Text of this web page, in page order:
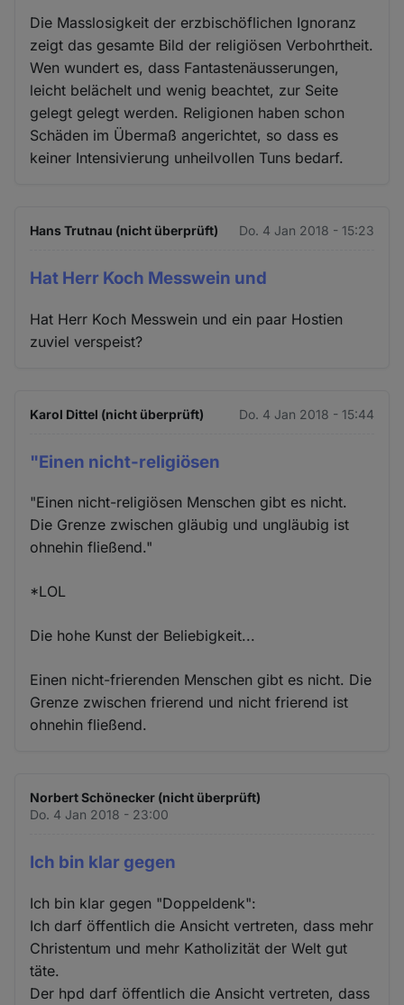
Die Masslosigkeit der erzbischöflichen Ignoranz
zeigt das gesamte Bild der religiösen Verbohrtheit.
Wen wundert es, dass Fantastenäusserungen,
leicht belächelt und wenig beachtet, zur Seite
gelegt gelegt werden. Religionen haben schon
Schäden im Übermaß angerichtet, so dass es
keiner Intensivierung unheilvollen Tuns bedarf.
Hans Trutnau (nicht überprüft) Do. 4 Jan 2018 - 15:23
Hat Herr Koch Messwein und
Hat Herr Koch Messwein und ein paar Hostien
zuviel verspeist?
Karol Dittel (nicht überprüft) Do. 4 Jan 2018 - 15:44
"Einen nicht-religiösen
"Einen nicht-religiösen Menschen gibt es nicht.
Die Grenze zwischen gläubig und ungläubig ist
ohnehin fließend."
*LOL
Die hohe Kunst der Beliebigkeit...
Einen nicht-frierenden Menschen gibt es nicht. Die
Grenze zwischen frierend und nicht frierend ist
ohnehin fließend.
Norbert Schönecker (nicht überprüft)
Do. 4 Jan 2018 - 23:00
Ich bin klar gegen
Ich bin klar gegen "Doppeldenk":
Ich darf öffentlich die Ansicht vertreten, dass mehr
Christentum und mehr Katholizität der Welt gut
täte.
Der hpd darf öffentlich die Ansicht vertreten, dass